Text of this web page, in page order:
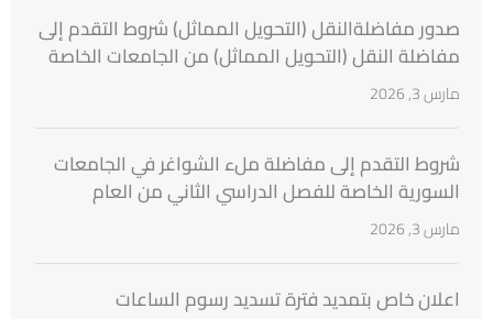
صدور مفاضلةالنقل (التحويل المماثل) شروط التقدم إلى
مفاضلة النقل (التحويل المماثل) من الجامعات الخاصة
السورية إلى الجامعات الخاصة السورية للطلاب
المقبولين بنتائج مفاضلة القبول الجامعي للعام
الدراسي 2025/2026
مارس 3, 2026
شروط التقدم إلى مفاضلة ملء الشواغر في الجامعات
السورية الخاصة للفصل الدراسي الثاني من العام
الدراسي 2025 ــ 2026
مارس 3, 2026
اعلان خاص بتمديد فترة تسديد رسوم الساعات